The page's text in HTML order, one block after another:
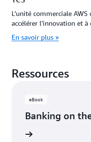
L’unité commerciale
accélérer l’innovation et
En savoir plus »
Ressources
eBook
Banking on